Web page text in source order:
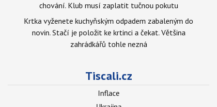
chování. Klub musí zaplatit tučnou pokutu
Krtka vyženete kuchyňským odpadem zabaleným do
novin. Stačí je položit ke krtinci a čekat. Většina
zahrádkářů tohle nezná
Tiscali.cz
Inflace